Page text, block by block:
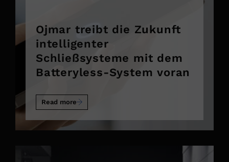
Ojmar treibt die Zukunft
intelligenter
Schließsysteme mit dem
Batteryless-System voran
Read more